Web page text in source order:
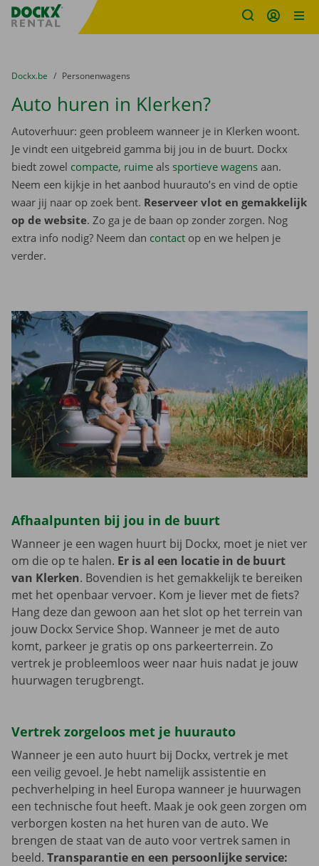
Fratello DEMO
U bevindt zich hier:
van
Dockx.be naar
Personenwagens
Auto huren in Klerken?
Autoverhuur: geen probleem wanneer je in Klerken woont.
Je vindt een uitgebreid gamma bij jou in de buurt. Dockx
biedt zowel compacte, ruime als sportieve wagens aan.
Neem een kijkje in het aanbod huurauto’s en vind de optie
waar jij naar op zoek bent. Reserveer vlot en gemakkelijk
op de website. Zo ga je de baan op zonder zorgen. Nog
extra info nodig? Neem dan contact op en we helpen je
verder.
Afhaalpunten bij jou in de buurt
Wanneer je een wagen huurt bij Dockx, moet je niet ver
om die op te halen. Er is al een locatie in de buurt
van Klerken. Bovendien is het gemakkelijk te bereiken
met het openbaar vervoer. Kom je liever met de fiets?
Hang deze dan gewoon aan het slot op het terrein van
jouw Dockx Service Shop. Wanneer je met de auto
komt, parkeer je gratis op ons parkeerterrein. Zo
vertrek je probleemloos weer naar huis nadat je jouw
huurwagen terugbrengt.
Vertrek zorgeloos met je huurauto
Wanneer je een auto huurt bij Dockx, vertrek je met
een veilig gevoel. Je hebt namelijk assistentie en
pechverhelping in heel Europa wanneer je huurwagen
een technische fout heeft. Maak je ook geen zorgen om
verborgen kosten na het huren van de auto. We
brengen de staat van de auto voor vertrek samen in
beeld. Transparantie en een persoonlijke service: